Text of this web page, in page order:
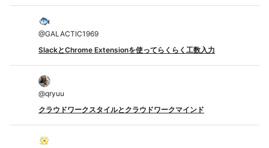
@GALACTIC1969
SlackとChrome Extensionを使ってらくらく工数入力
@qryuu
クラウドワークスタイルとクラウドワークマインド